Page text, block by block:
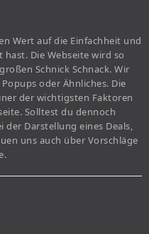
Wert auf die Einfachheit und
Die Webseite wird so
Schnick Schnack. Wir
oder Ähnliches. Die
der wichtigsten Faktoren
Solltest du dennoch
der Darstellung eines Deals,
uns auch über Vorschläge